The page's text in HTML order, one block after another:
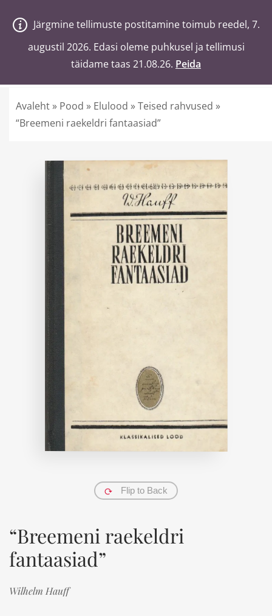
Vana ja Hea
Otsi poest märksõnaga
Ostukorv 0
Avaleht » Pood » Elulood »Teised rahvused »
“Breemeni raekeldri fantaasiad”
Flip to Back
“Breemeni raekeldri
fantaasiad”
Wilhelm Hauff
Järgmine tellimuste postitamine toimub reedel, 7.
augustil 2026. Edasi oleme puhkusel ja tellimusi
täidame taas 21.08.26. Peida
Järgmine tellimuste postitamine toimub reedel, 7.
augustil 2026. Edasi oleme puhkusel ja tellimusi
täidame taas 21.08.26. Peida